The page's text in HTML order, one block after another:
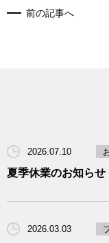
前の記事へ
2026.07.10
夏季休業のお知らせ
2026.03.03